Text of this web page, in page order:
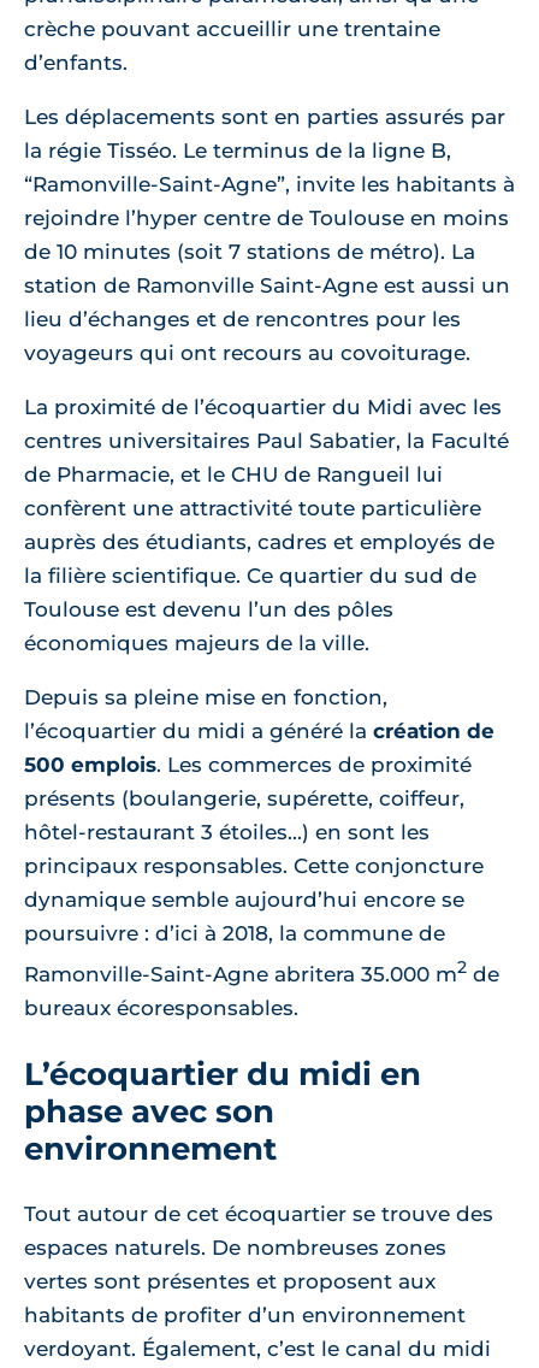
crèche pouvant accueillir une trentaine
d’enfants.
Les déplacements sont en parties assurés par
la régie Tisséo. Le terminus de la ligne B,
“Ramonville-Saint-Agne”, invite les habitants à
rejoindre l’hyper centre de Toulouse en moins
de 10 minutes (soit 7 stations de métro). La
station de Ramonville Saint-Agne est aussi un
lieu d’échanges et de rencontres pour les
voyageurs qui ont recours au covoiturage.
La proximité de l’écoquartier du Midi avec les
centres universitaires Paul Sabatier, la Faculté
de Pharmacie, et le CHU de Rangueil lui
confèrent une attractivité toute particulière
auprès des étudiants, cadres et employés de
la filière scientifique. Ce quartier du sud de
Toulouse est devenu l’un des pôles
économiques majeurs de la ville.
Depuis sa pleine mise en fonction,
l’écoquartier du midi a généré la création de
500 emplois. Les commerces de proximité
présents (boulangerie, supérette, coiffeur,
hôtel-restaurant 3 étoiles...) en sont les
principaux responsables. Cette conjoncture
dynamique semble aujourd’hui encore se
poursuivre : d’ici à 2018, la commune de
Ramonville-Saint-Agne abritera 35.000 m2 de
bureaux écoresponsables.
L’écoquartier du midi en
phase avec son
environnement
Tout autour de cet écoquartier se trouve des
espaces naturels. De nombreuses zones
vertes sont présentes et proposent aux
habitants de profiter d’un environnement
verdoyant. Également, c’est le canal du midi